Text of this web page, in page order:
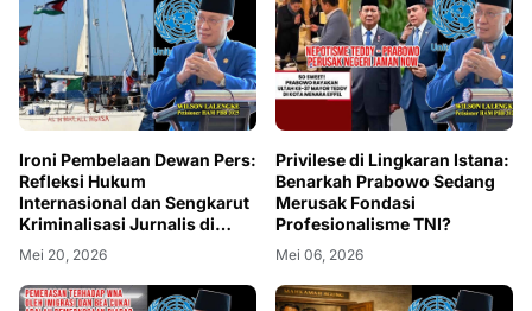
Ironi Pembelaan Dewan Pers:
Refleksi Hukum
Internasional dan Sengkarut
Kriminalisasi Jurnalis di
Dalam Negeri
Mei 20, 2026
Privilese di Lingkaran Istana:
Benarkah Prabowo Sedang
Merusak Fondasi
Profesionalisme TNI?
Mei 06, 2026